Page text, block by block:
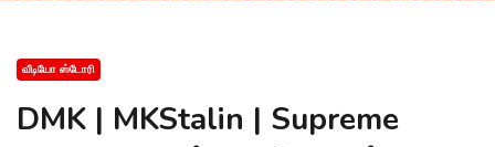
வீடியோ ஸ்டோரி
DMK | MKStalin | Supreme